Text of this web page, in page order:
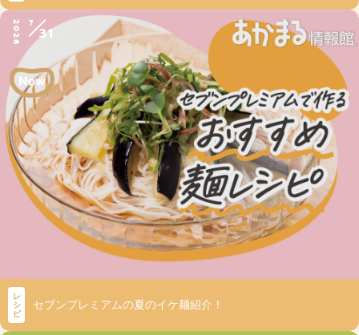
2026 7
31
レ
シ
ピ
セブンプレミアムの夏のイケ麺紹介！